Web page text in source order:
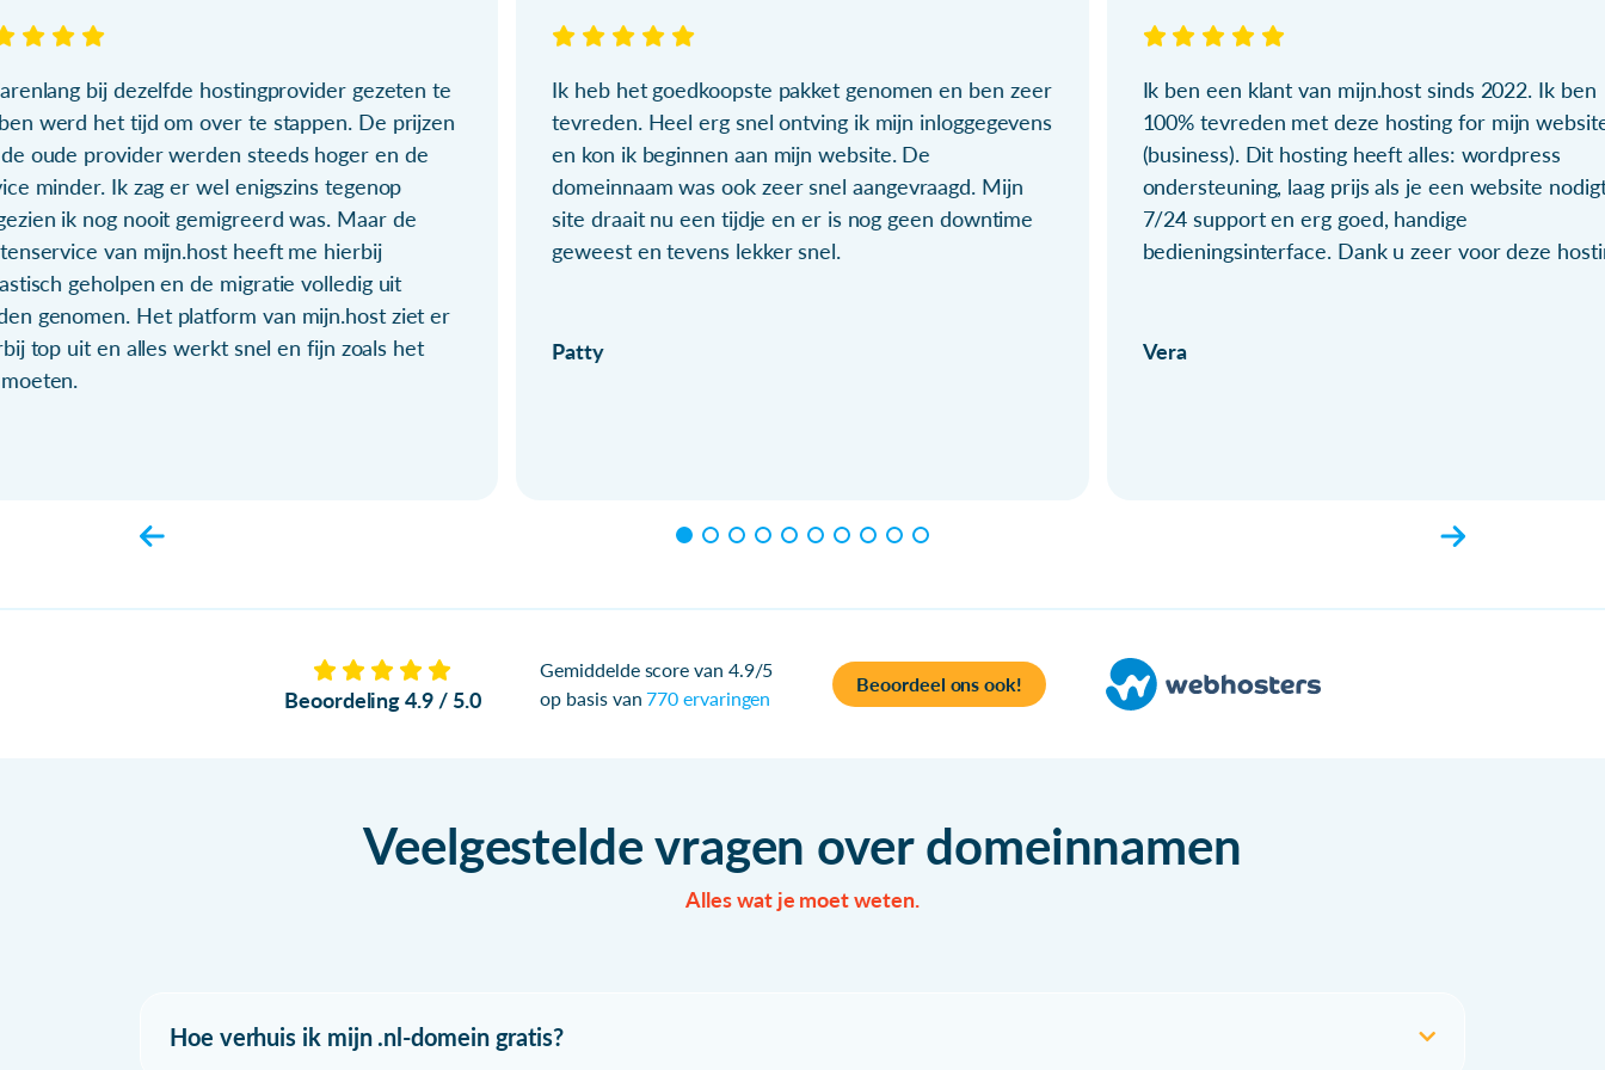
bij dezelfde hostingprovider gezeten te
werd het tijd om over te stappen. De prijzen
oude provider werden steeds hoger en de
minder. Ik zag er wel enigszins tegenop
ik nog nooit gemigreerd was. Maar de
van mijn.host heeft me hierbij
geholpen en de migratie volledig uit
genomen. Het platform van mijn.host ziet er
top uit en alles werkt snel en fijn zoals het
Ik heb het goedkoopste pakket genomen en ben zeer
tevreden. Heel erg snel ontving ik mijn inloggegevens
en kon ik beginnen aan mijn website. De
domeinnaam was ook zeer snel aangevraagd. Mijn
site draait nu een tijdje en er is nog geen downtime
geweest en tevens lekker snel.
Patty
Ik ben een klant van mijn.host sinds 2022. Ik ben
100% tevreden met deze hosting for mijn
(business). Dit hosting heeft alles: wordpress
ondersteuning, laag prijs als je een website
7/24 support en erg goed, handige
bedieningsinterface. Dank u zeer voor deze
Vera
Beoordeling 4.9 / 5.0
Gemiddelde score van 4.9/5
op basis van770 ervaringen
Beoordeel ons ook!
Veelgestelde vragen over domeinnamen
Alles wat je moet weten.
Hoe verhuis ik mijn .nl-domein gratis?